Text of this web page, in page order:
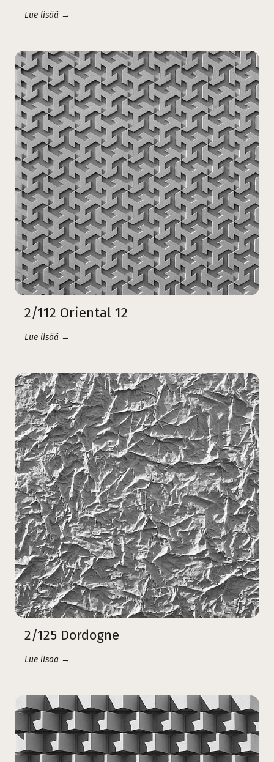
Lue lisää →
2/112 Oriental 12
Lue lisää →
2/125 Dordogne
Lue lisää →